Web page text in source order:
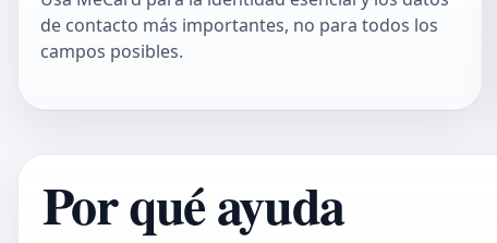
de contacto más importantes, no para todos los
campos posibles.
Por qué ayuda